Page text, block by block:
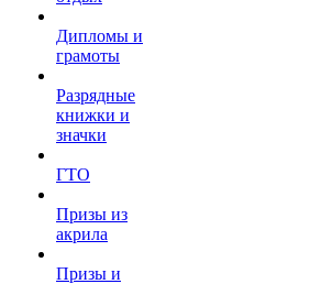
Дипломы и
грамоты
Разрядные
книжки и
значки
ГТО
Призы из
акрила
Призы и